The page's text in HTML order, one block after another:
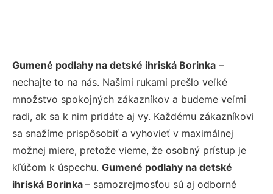
Gumené podlahy na detské ihriská Borinka –
nechajte to na nás. Našimi rukami prešlo veľké
množstvo spokojných zákazníkov a budeme veľmi
radi, ak sa k nim pridáte aj vy. Každému zákazníkovi
sa snažíme prispôsobiť a vyhovieť v maximálnej
možnej miere, pretože vieme, že osobný prístup je
kľúčom k úspechu. Gumené podlahy na detské
ihriská Borinka – samozrejmosťou sú aj odborné